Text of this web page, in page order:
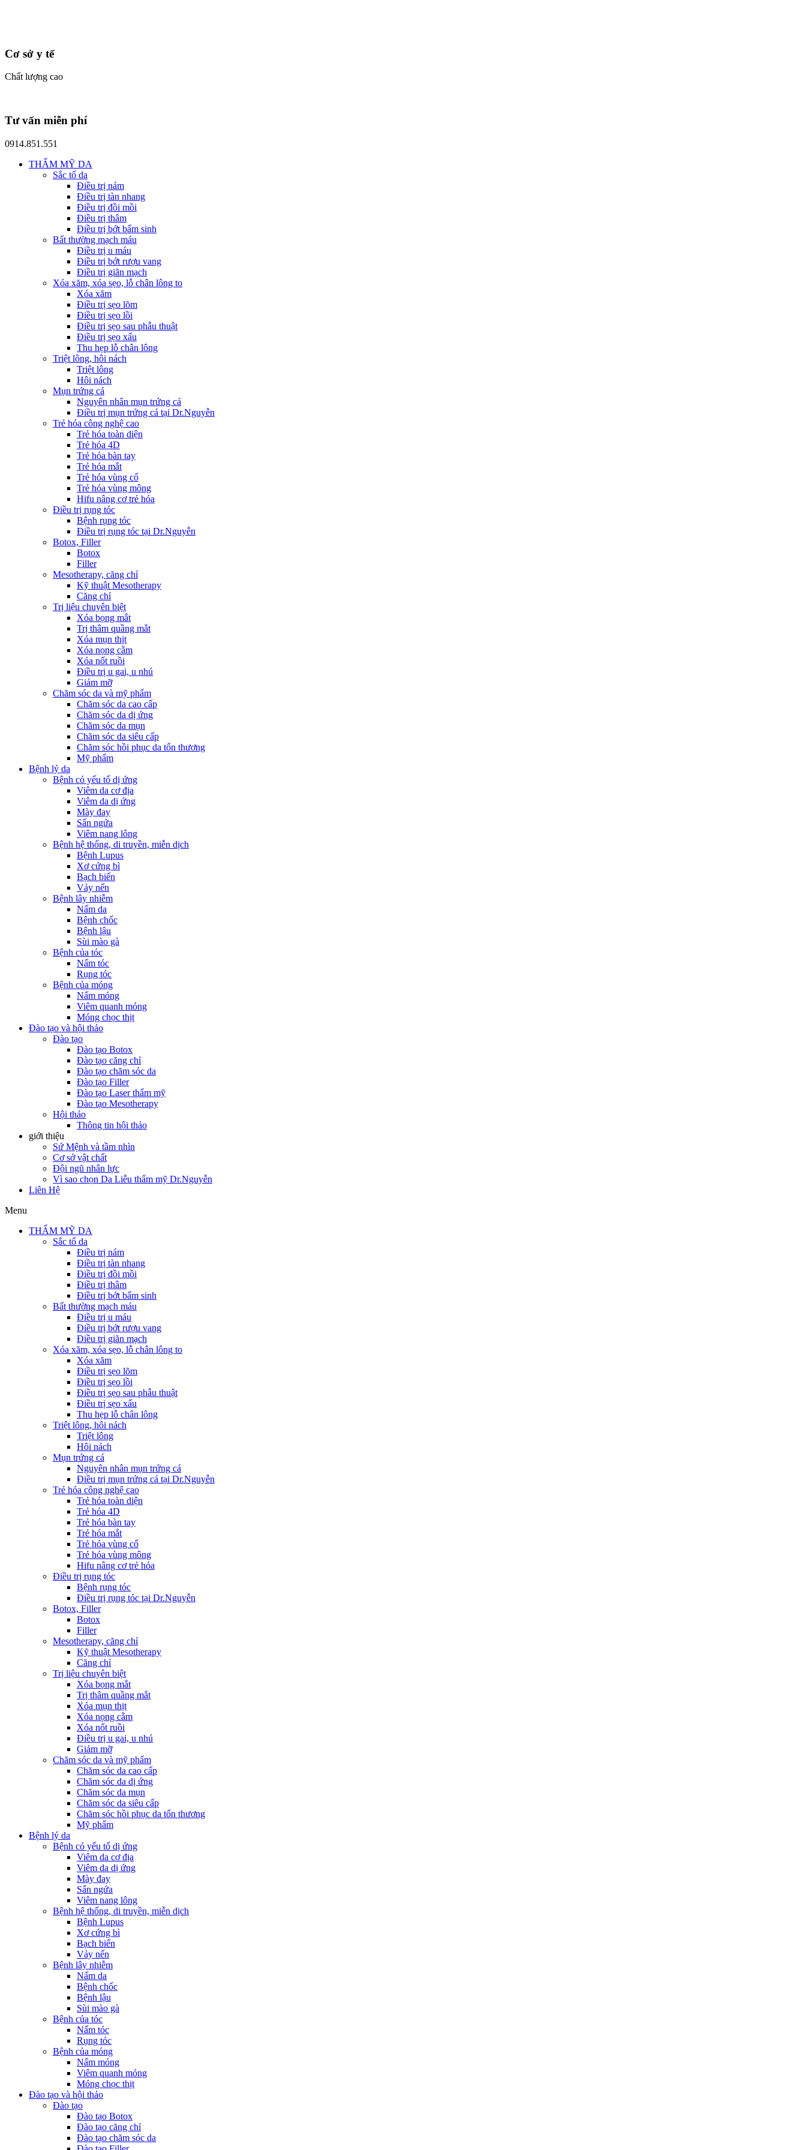
Cơ sở y tế
Chất lượng cao
Tư vấn miễn phí
0914.851.551
THẨM MỸ DA
Sắc tố da
Điều trị nám
Điều trị tàn nhang
Điều trị đồi mồi
Điều trị thâm
Điều trị bớt bẩm sinh
Bất thường mạch máu
Điều trị u máu
Điều trị bớt rượu vang
Điều trị giãn mạch
Xóa xăm, xóa sẹo, lỗ chân lông to
Xóa xăm
Điều trị sẹo lõm
Điều trị sẹo lồi
Điều trị sẹo sau phẫu thuật
Điều trị sẹo xấu
Thu hẹp lỗ chân lông
Triệt lông, hôi nách
Triệt lông
Hôi nách
Mụn trứng cá
Nguyên nhân mụn trứng cá
Điều trị mụn trứng cá tại Dr.Nguyễn
Trẻ hóa công nghệ cao
Trẻ hóa toàn diện
Trẻ hóa 4D
Trẻ hóa bàn tay
Trẻ hóa mắt
Trẻ hóa vùng cổ
Trẻ hóa vùng mông
Hifu nâng cơ trẻ hóa
Điều trị rụng tóc
Bệnh rụng tóc
Điều trị rụng tóc tại Dr.Nguyễn
Botox, Filler
Botox
Filler
Mesotherapy, căng chỉ
Kỹ thuật Mesotherapy
Căng chỉ
Trị liệu chuyên biệt
Xóa bọng mắt
Trị thâm quầng mắt
Xóa mụn thịt
Xóa nọng cằm
Xóa nốt ruồi
Điều trị u gai, u nhú
Giảm mỡ
Chăm sóc da và mỹ phẩm
Chăm sóc da cao cấp
Chăm sóc da dị ứng
Chăm sóc da mụn
Chăm sóc da siêu cấp
Chăm sóc hồi phục da tổn thương
Mỹ phẩm
Bệnh lý da
Bệnh có yếu tố dị ứng
Viêm da cơ địa
Viêm da dị ứng
Mày đay
Sẩn ngứa
Viêm nang lông
Bệnh hệ thống, di truyền, miễn dịch
Bệnh Lupus
Xơ cứng bì
Bạch biến
Vảy nến
Bệnh lây nhiễm
Nấm da
Bệnh chốc
Bệnh lậu
Sùi mào gà
Bệnh của tóc
Nấm tóc
Rụng tóc
Bệnh của móng
Nấm móng
Viêm quanh móng
Móng chọc thịt
Đào tạo và hội thảo
Đào tạo
Đào tạo Botox
Đào tạo căng chỉ
Đào tạo chăm sóc da
Đào tạo Filler
Đào tạo Laser thẩm mỹ
Đào tạo Mesotherapy
Hội thảo
Thông tin hội thảo
giới thiệu
Sứ Mệnh và tầm nhìn
Cơ sở vật chất
Đội ngũ nhân lực
Vì sao chọn Da Liễu thẩm mỹ Dr.Nguyễn
Liên Hệ
Menu
THẨM MỸ DA
Sắc tố da
Điều trị nám
Điều trị tàn nhang
Điều trị đồi mồi
Điều trị thâm
Điều trị bớt bẩm sinh
Bất thường mạch máu
Điều trị u máu
Điều trị bớt rượu vang
Điều trị giãn mạch
Xóa xăm, xóa sẹo, lỗ chân lông to
Xóa xăm
Điều trị sẹo lõm
Điều trị sẹo lồi
Điều trị sẹo sau phẫu thuật
Điều trị sẹo xấu
Thu hẹp lỗ chân lông
Triệt lông, hôi nách
Triệt lông
Hôi nách
Mụn trứng cá
Nguyên nhân mụn trứng cá
Điều trị mụn trứng cá tại Dr.Nguyễn
Trẻ hóa công nghệ cao
Trẻ hóa toàn diện
Trẻ hóa 4D
Trẻ hóa bàn tay
Trẻ hóa mắt
Trẻ hóa vùng cổ
Trẻ hóa vùng mông
Hifu nâng cơ trẻ hóa
Điều trị rụng tóc
Bệnh rụng tóc
Điều trị rụng tóc tại Dr.Nguyễn
Botox, Filler
Botox
Filler
Mesotherapy, căng chỉ
Kỹ thuật Mesotherapy
Căng chỉ
Trị liệu chuyên biệt
Xóa bọng mắt
Trị thâm quầng mắt
Xóa mụn thịt
Xóa nọng cằm
Xóa nốt ruồi
Điều trị u gai, u nhú
Giảm mỡ
Chăm sóc da và mỹ phẩm
Chăm sóc da cao cấp
Chăm sóc da dị ứng
Chăm sóc da mụn
Chăm sóc da siêu cấp
Chăm sóc hồi phục da tổn thương
Mỹ phẩm
Bệnh lý da
Bệnh có yếu tố dị ứng
Viêm da cơ địa
Viêm da dị ứng
Mày đay
Sẩn ngứa
Viêm nang lông
Bệnh hệ thống, di truyền, miễn dịch
Bệnh Lupus
Xơ cứng bì
Bạch biến
Vảy nến
Bệnh lây nhiễm
Nấm da
Bệnh chốc
Bệnh lậu
Sùi mào gà
Bệnh của tóc
Nấm tóc
Rụng tóc
Bệnh của móng
Nấm móng
Viêm quanh móng
Móng chọc thịt
Đào tạo và hội thảo
Đào tạo
Đào tạo Botox
Đào tạo căng chỉ
Đào tạo chăm sóc da